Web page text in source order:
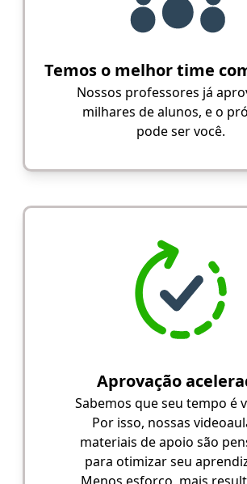
Temos o melhor time
Nossos professores já
milhares de alunos, e o
pode ser você.
Aprovação
Sabemos que seu tempo é
Por isso, nossas
materiais de apoio são
para otimizar seu